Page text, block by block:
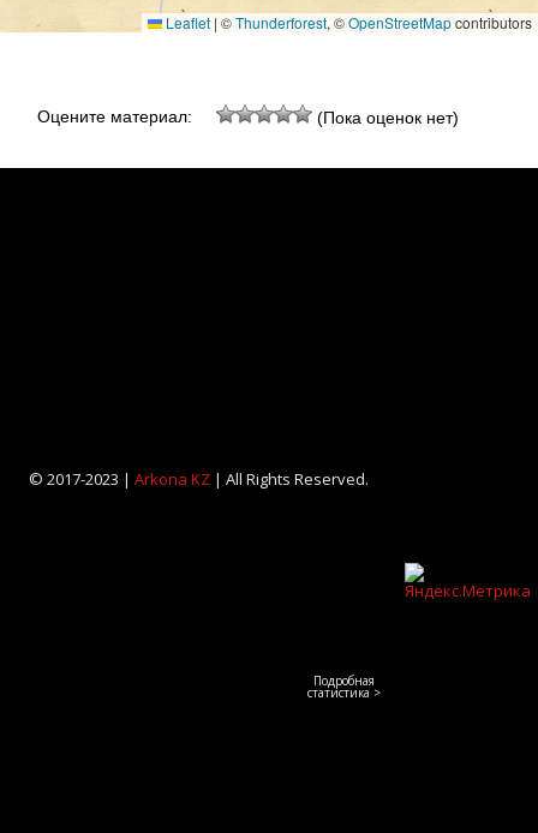
Leaflet | ©Thunderforest, ©OpenStreetMapcontributors
Оцените материал: (Пока оценок нет)
© 2017-2023 | Arkona KZ| All Rights Reserved.
Подробная
статистика >